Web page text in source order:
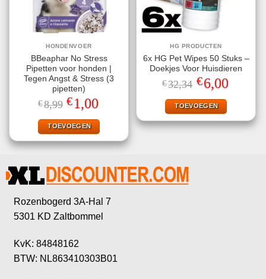
HONDENVOER
BBeaphar No Stress
Pipetten voor honden |
Tegen Angst & Stress (3
pipetten)
€8,99 Oorspronkelijke
prijs
was:
€8,99.
€1,00
is:
€1,00.
TOEVOEGEN
HG PRODUCTEN
6x HG Pet Wipes 50 Stuks –
Doekjes Voor Huisdieren
€32,34 Oorspronkelijke
prijs
was:
€32,34.
€6,00Huidige
prijs
TOEVOEGEN
Rozenbogerd 3A-Hal 7
5301 KD Zaltbommel
KvK: 84848162
BTW: NL863410303B01